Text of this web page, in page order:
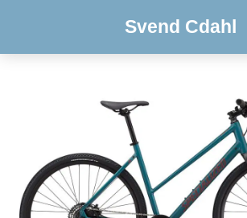
Svend Cdahl